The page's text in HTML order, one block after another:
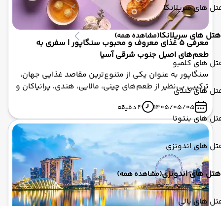
های سریلانکا
هتل های سریلانکا(مشاهده همه)
های کلمبو
های کندی
های بنتوتا
های اندونزی
هتل های اندونزی(مشاهده همه)
های بالی
معرفی ۵ غذای معروف و محبوب سنگاپور | سفری به
طعم‌های اصیل جنوب شرقی آسیا
سنگاپور به عنوان یکی از متنوع‌ترین مقاصد غذایی جهان،
ترکیبی بی‌نظیر از طعم‌های چینی، مالایی، هندی، پرانیاکان و
تأثیرات غربی را در خود جای داده است. غذا در فرهنگ
سنگاپور نه تنها یک نیاز روزمره، بلکه بخشی از هویت و
میراث این کشور محسوب می‌شود. مراکز غذای خیابانی
(Hawker Centres) سنگاپور که برخی از آنها به عنوان میراث
جهانی یونسکو ثبت شده‌اند، بهترین مکان‌ها برای تجربه
طعم‌های اصیل این کشور هستند. اگر قصد دارید با تور
سنگاپور به این کشور سفر کنید، چشیدن این ۵ غذای
معروف را از دست ندهید.
1405/05/05 4 دقیقه